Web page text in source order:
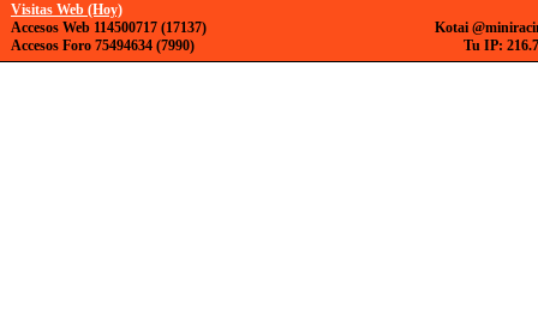
Visitas Web (Hoy)
Accesos Web 114500717 (17137)
Accesos Foro 75494634 (7990)
Kotai
Tu IP: